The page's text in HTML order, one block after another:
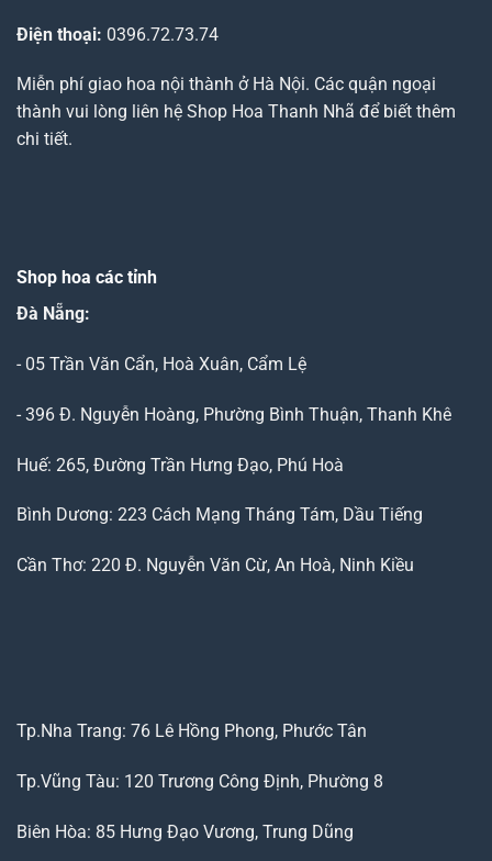
Điện thoại: 0396.72.73.74
Miễn phí giao hoa nội thành ở Hà Nội. Các quận ngoại
thành vui lòng liên hệ Shop Hoa Thanh Nhã để biết thêm
chi tiết.
Shop hoa các tỉnh
Đà Nẵng:
- 05 Trần Văn Cẩn, Hoà Xuân, Cẩm Lệ
- 396 Đ. Nguyễn Hoàng, Phường Bình Thuận, Thanh Khê
Huế: 265, Đường Trần Hưng Đạo, Phú Hoà
Bình Dương: 223 Cách Mạng Tháng Tám, Dầu Tiếng
Cần Thơ: 220 Đ. Nguyễn Văn Cừ, An Hoà, Ninh Kiều
Tp.Nha Trang: 76 Lê Hồng Phong, Phước Tân
Tp.Vũng Tàu: 120 Trương Công Định, Phường 8
Biên Hòa: 85 Hưng Đạo Vương, Trung Dũng